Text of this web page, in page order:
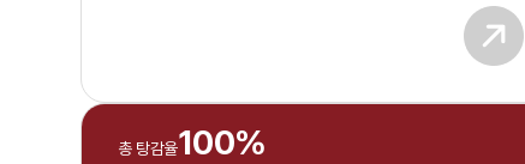
총 탕감율100%